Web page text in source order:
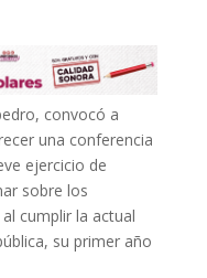
convocó a
una conferencia
ejercicio de
sobre los
cumplir la actual
su primer año